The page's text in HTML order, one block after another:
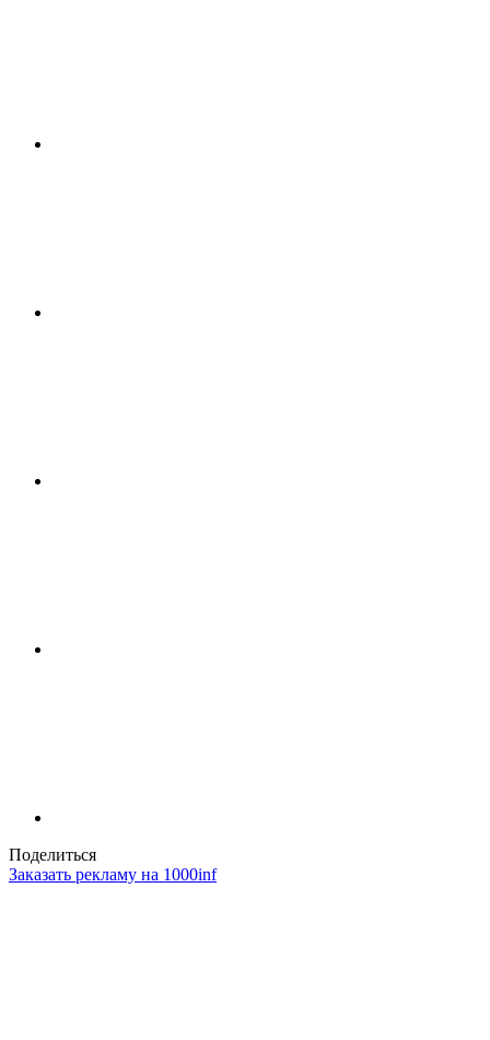
Поделиться
Заказать рекламу на 1000inf